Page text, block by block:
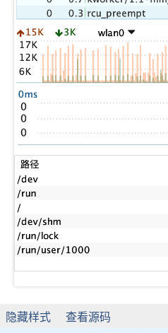
隐藏样式 查看源码